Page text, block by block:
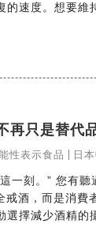
速度。想要維
再只是替代
性表示食品 日
一刻。” 您有
酒，而是消費
選擇減少酒精的